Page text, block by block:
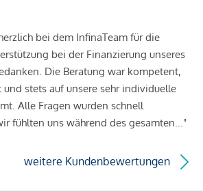
bei dem InfinaTeam für die
bei der Finanzierung unseres
Die Beratung war kompetent,
und stets auf unsere sehr individuelle
Alle Fragen wurden schnell
fühlten uns während des gesamten..."
weitere Kundenbewertungen